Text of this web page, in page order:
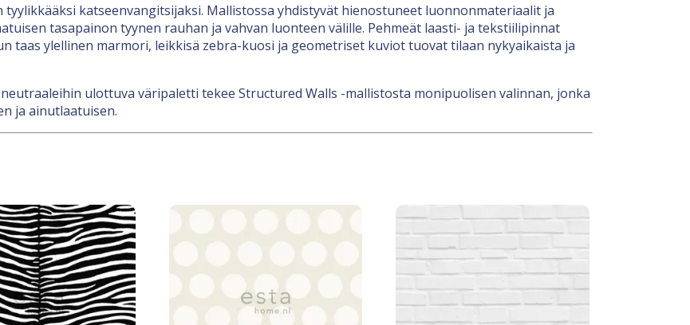
katseenvangitsijaksi. Mallistossa yhdistyvät hienostuneet luonnonmateriaalit ja
tasapainon tyynen rauhan ja vahvan luonteen välille. Pehmeät laasti- ja tekstiilipinnat
taas ylellinen marmori, leikkisä zebra-kuosi ja geometriset kuviot tuovat tilaan nykyaikaista ja
ulottuva väripaletti tekee Structured Walls -mallistosta monipuolisen valinnan, jonka
ja ainutlaatuisen.